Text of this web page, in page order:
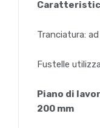
Tranciatura:
Fustelle
Piano di
200 mm